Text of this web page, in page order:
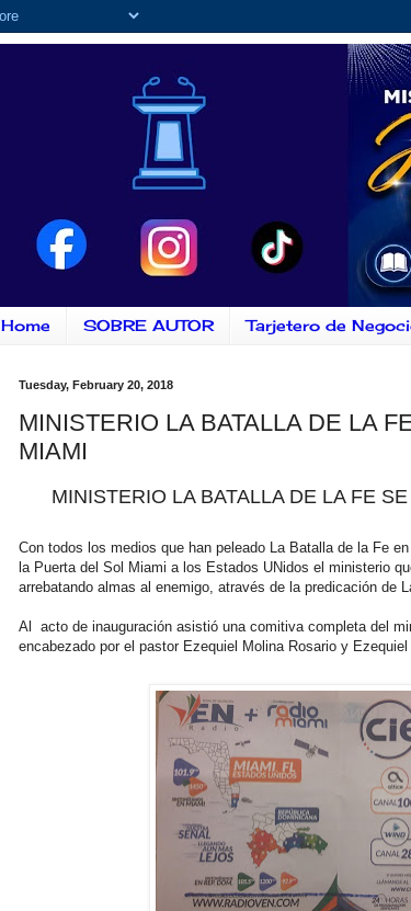
Home SOBRE AUTOR Tarjetero de
Tuesday, February 20, 2018
MINISTERIO LA BATALLA DE LA
MIAMI
MINISTERIO LA BATALLA DE LA FE
Con todos los medios que han peleado La Batalla de la Fe
la Puerta del Sol Miami a los Estados UNidos el ministerio
arrebatando almas al enemigo, através de la predicación de
Al acto de inauguración asistió una comitiva completa del
encabezado por el pastor Ezequiel Molina Rosario y